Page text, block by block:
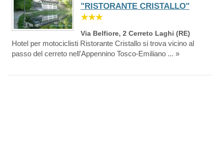
"RISTORANTE CRISTALLO"
★★★
Via Belfiore, 2 Cerreto Laghi (RE)
Hotel per motociclisti Ristorante Cristallo si trova vicino al
passo del cerreto nell'Appennino Tosco-Emiliano ... »